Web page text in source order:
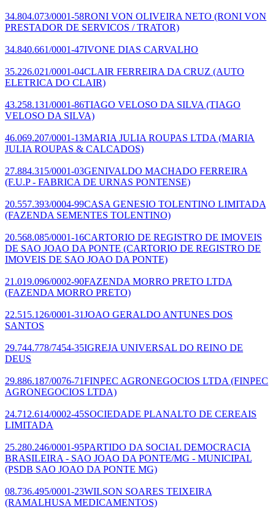
34.804.073/0001-58RONI VON OLIVEIRA NETO (RONI VON
PRESTADOR DE SERVICOS / TRATOR)
34.840.661/0001-47IVONE DIAS CARVALHO
35.226.021/0001-04CLAIR FERREIRA DA CRUZ (AUTO
ELETRICA DO CLAIR)
43.258.131/0001-86TIAGO VELOSO DA SILVA (TIAGO
VELOSO DA SILVA)
46.069.207/0001-13MARIA JULIA ROUPAS LTDA (MARIA
JULIA ROUPAS & CALCADOS)
27.884.315/0001-03GENIVALDO MACHADO FERREIRA
(F.U.P - FABRICA DE URNAS PONTENSE)
20.557.393/0004-99CASA GENESIO TOLENTINO LIMITADA
(FAZENDA SEMENTES TOLENTINO)
20.568.085/0001-16CARTORIO DE REGISTRO DE IMOVEIS
DE SAO JOAO DA PONTE (CARTORIO DE REGISTRO DE
IMOVEIS DE SAO JOAO DA PONTE)
21.019.096/0002-90FAZENDA MORRO PRETO LTDA
(FAZENDA MORRO PRETO)
22.515.126/0001-31JOAO GERALDO ANTUNES DOS
SANTOS
29.744.778/7454-35IGREJA UNIVERSAL DO REINO DE
DEUS
29.886.187/0076-71FINPEC AGRONEGOCIOS LTDA (FINPEC
AGRONEGOCIOS LTDA)
24.712.614/0002-45SOCIEDADE PLANALTO DE CEREAIS
LIMITADA
25.280.246/0001-95PARTIDO DA SOCIAL DEMOCRACIA
BRASILEIRA - SAO JOAO DA PONTE/MG - MUNICIPAL
(PSDB SAO JOAO DA PONTE MG)
08.736.495/0001-23WILSON SOARES TEIXEIRA
(RAMALHUSA MEDICAMENTOS)